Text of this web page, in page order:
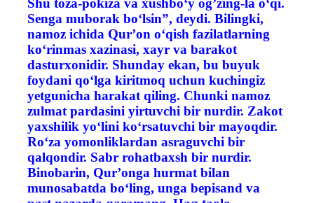
Shu toza-pokiza va xushbo‘y og’zing-la o‘qi.
Senga muborak bo‘lsin”, deydi. Bilingki,
namoz ichida Qur’on o‘qish fazilatlarning
ko‘rinmas xazinasi, xayr va barakot
dasturxonidir. Shunday ekan, bu buyuk
foydani qo‘lga kiritmoq uchun kuchingiz
yetgunicha harakat qiling. Chunki namoz
zulmat pardasini yirtuvchi bir nurdir. Zakot
yaxshilik yo‘lini ko‘rsatuvchi bir mayoqdir.
Ro‘za yomonliklardan asraguvchi bir
qalqondir. Sabr rohatbaxsh bir nurdir.
Binobarin, Qur’onga hurmat bilan
munosabatda bo‘ling, unga bepisand va